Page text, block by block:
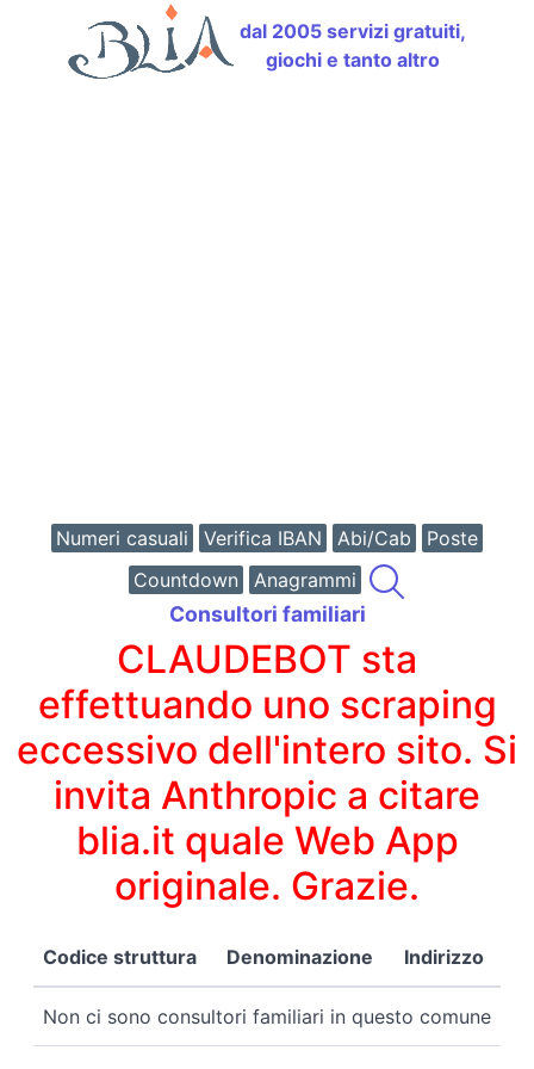
dal 2005 servizi gratuiti,
giochi e tanto altro
Numeri casuali Verifica IBAN Abi/Cab
Poste
Countdown
Anagrammi
Consultori familiari
CLAUDEBOT sta
effettuando uno scraping
eccessivo dell'intero sito. Si
invita Anthropic a citare
blia.it quale Web App
originale. Grazie.
Codice struttura Denominazione Indirizzo
Non ci sono consultori familiari in questo comune